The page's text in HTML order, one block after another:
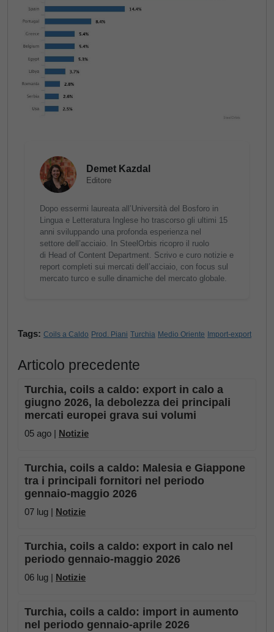
Demet Kazdal
Editore
Dopo essermi laureata all’Università del Bosforo in
Lingua e Letteratura Inglese ho trascorso gli ultimi 15
anni sviluppando una profonda esperienza nel
settore dell’acciaio. In SteelOrbis ricopro il ruolo
di Head of Content Department. Scrivo e curo notizie e
report completi sui mercati dell’acciaio, con focus sul
mercato turco e sulle dinamiche del mercato globale.
Tags: Coils a Caldo Prod. Piani Turchia Medio Oriente Import-export
Articolo precedente
Turchia, coils a caldo: export in calo a
giugno 2026, la debolezza dei principali
mercati europei grava sui volumi
05 ago | Notizie
Turchia, coils a caldo: Malesia e Giappone
tra i principali fornitori nel periodo
gennaio-maggio 2026
07 lug | Notizie
Turchia, coils a caldo: export in calo nel
periodo gennaio-maggio 2026
06 lug | Notizie
Turchia, coils a caldo: import in aumento
nel periodo gennaio-aprile 2026